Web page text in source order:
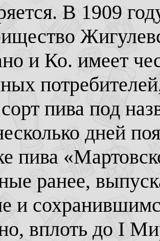
В 1909
и Ко. имеет
пива под
дней
пива
ранее,
и
вплоть до I